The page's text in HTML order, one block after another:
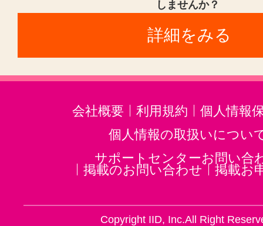
西横浜駅(1)
相模大野駅(1) 上
しませんか？
詳細をみる
会社概要 利用規約
個人情報
個人情報の取扱いについ
サポートセンターお問い合
掲載のお問い合わせ
掲載お
Copyright IID, Inc.All Right